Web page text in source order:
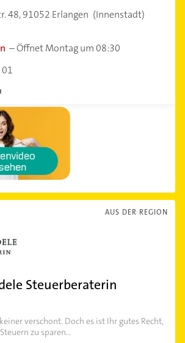
48,91052 Erlangen (Innenstadt)
–Öffnet Montag um 08:30
AUS DER REGION
Steuerberaterin
verschont. Doch es ist Ihr gutes Recht,
zu sparen...